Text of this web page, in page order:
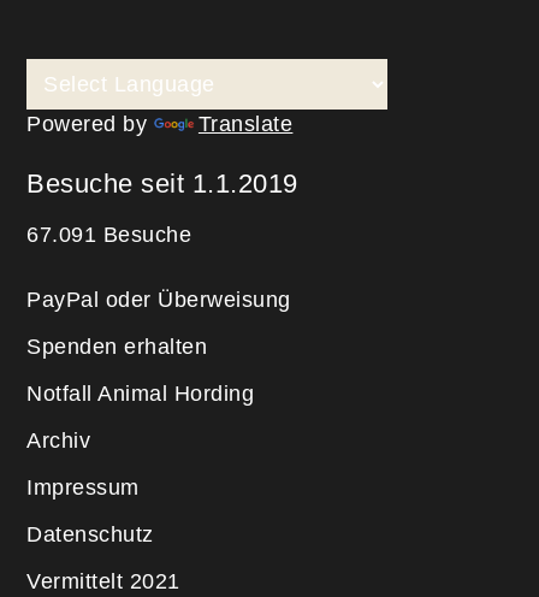
Powered by Translate
Besuche seit 1.1.2019
67.091 Besuche
PayPal oder Überweisung
Spenden erhalten
Notfall Animal Hording
Archiv
Impressum
Datenschutz
Vermittelt 2021